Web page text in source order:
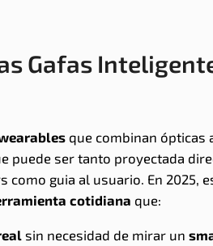
Gafas
que combinan ópticas
puede ser tanto proyectada
guia al usuario. En 2025,
cotidiana que:
sin necesidad de mirar un